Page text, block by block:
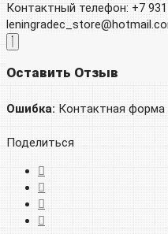
Контактный телефон: +7 931
Оставить Отзыв
Ошибка: Контактная форма
Поделиться